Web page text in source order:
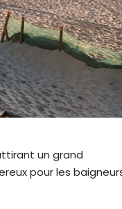
un grand
pour les